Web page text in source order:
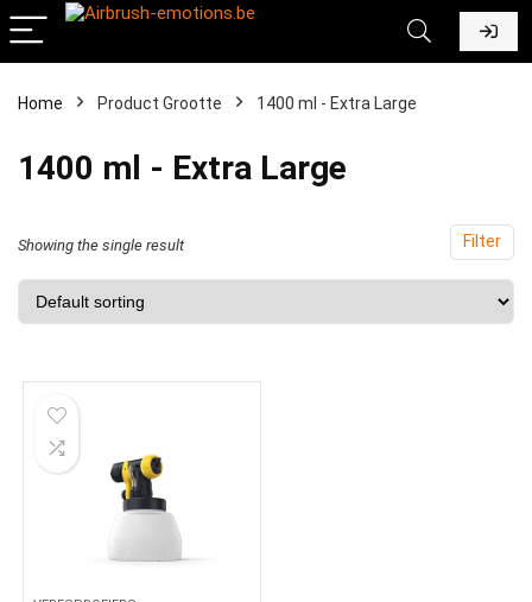
Home Product Grootte ‎1400 ml - Extra Large
‎1400 ml - Extra Large
Filter
Showing the single result